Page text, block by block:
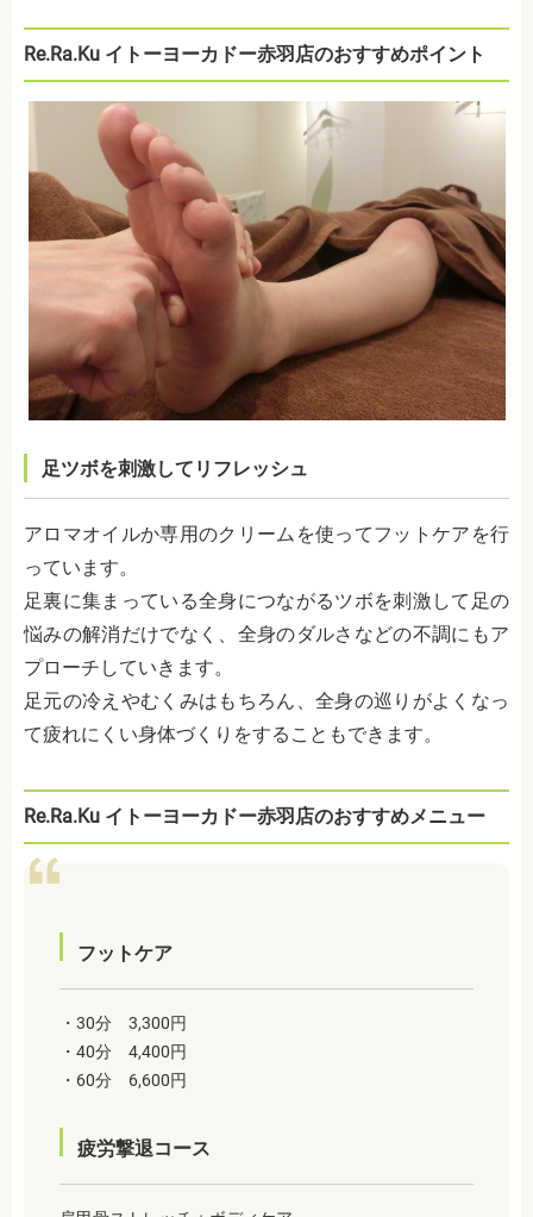
Re.Ra.Ku イトーヨーカドー赤羽店のおすすめポイント
足ツボを刺激してリフレッシュ
アロマオイルか専用のクリームを使ってフットケアを行
っています。
足裏に集まっている全身につながるツボを刺激して足の
悩みの解消だけでなく、全身のダルさなどの不調にもア
プローチしていきます。
足元の冷えやむくみはもちろん、全身の巡りがよくなっ
て疲れにくい身体づくりをすることもできます。
Re.Ra.Ku イトーヨーカドー赤羽店のおすすめメニュー
フットケア
・30分 3,300円
・40分 4,400円
・60分 6,600円
疲労撃退コース